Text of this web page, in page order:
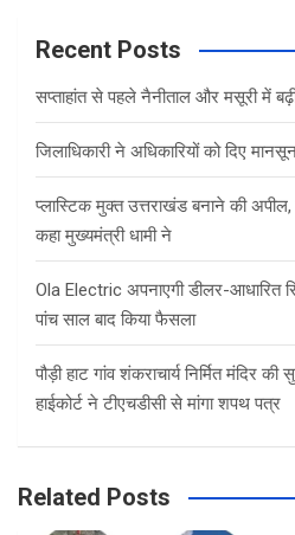
c
Recent Posts
सप्ताहांत से पहले नैनीताल और मसूरी में
जिलाधिकारी ने अधिकारियों को दिए
प्लास्टिक मुक्त उत्तराखंड बनाने की अपील,
कहा मुख्यमंत्री धामी ने
Ola Electric अपनाएगी डीलर-आधारित
पांच साल बाद किया फैसला
पौड़ी हाट गांव शंकराचार्य निर्मित मंदिर की
हाईकोर्ट ने टीएचडीसी से मांगा शपथ पत्र
Related Posts